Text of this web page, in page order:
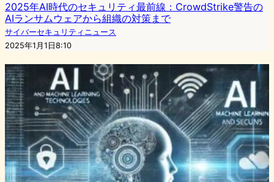
2025年AI時代のセキュリティ最前線：CrowdStrike警告の
AIランサムウェアから組織の対策まで
サイバーセキュリティニュース
2025年1月1日8:10